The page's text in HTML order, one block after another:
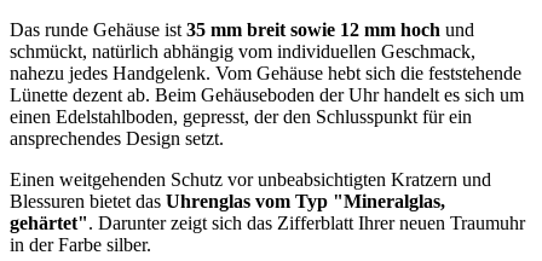
Das runde Gehäuse ist 35 mm breit sowie 12 mm hoch und
schmückt, natürlich abhängig vom individuellen Geschmack,
nahezu jedes Handgelenk. Vom Gehäuse hebt sich die feststehende
Lünette dezent ab. Beim Gehäuseboden der Uhr handelt es sich um
einen Edelstahlboden, gepresst, der den Schlusspunkt für ein
ansprechendes Design setzt.
Einen weitgehenden Schutz vor unbeabsichtigten Kratzern und
Blessuren bietet das Uhrenglas vom Typ "Mineralglas,
gehärtet". Darunter zeigt sich das Zifferblatt Ihrer neuen Traumuhr
in der Farbe silber.